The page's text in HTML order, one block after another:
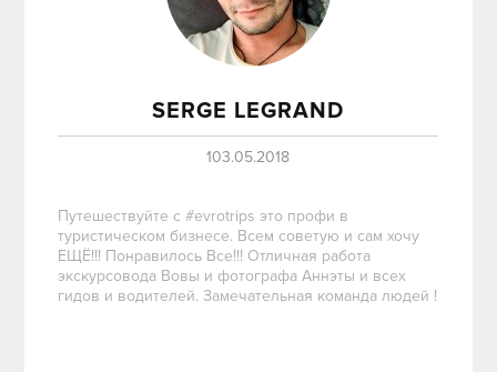
SERGE LEGRAND
103.05.2018
Путешествуйте с #evrotrips это профи в
туристическом бизнесе. Всем советую и сам хочу
ЕЩЁ!!! Понравилось Все!!! Отличная работа
экскурсовода Вовы и фотографа Аннэты и всех
гидов и водителей. Замечательная команда людей !